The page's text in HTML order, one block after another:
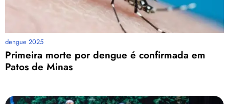
dengue 2025
Primeira morte por dengue é confirmada em
Patos de Minas